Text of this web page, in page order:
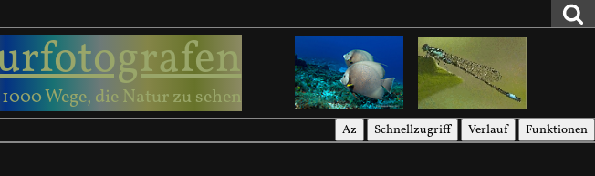
1000 Wege, die Natur zu sehen
Az Schnellzugriff Verlauf Funktionen